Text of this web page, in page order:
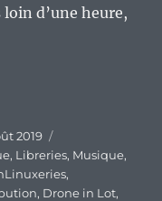
loin d’une heure,
2019
, Libreries, Musique,
,
, Drone in Lot,